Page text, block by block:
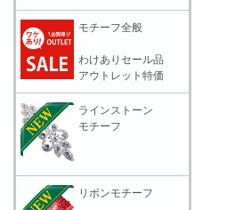
モチーフ全般
わけありセール品
アウトレット特価
ラインストーン
モチーフ
リボンモチーフ